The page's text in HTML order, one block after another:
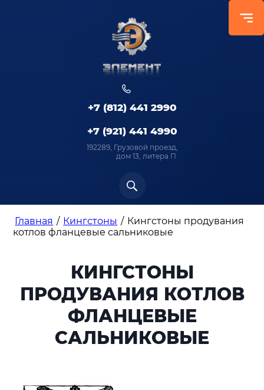
+7 (812) 441 2990
+7 (921) 441 4990
192289, Грузовой проезд,
дом 13, литера П
Главная / Кингстоны / Кингстоны продувания
котлов фланцевые сальниковые
КИНГСТОНЫ
ПРОДУВАНИЯ КОТЛОВ
ФЛАНЦЕВЫЕ
САЛЬНИКОВЫЕ